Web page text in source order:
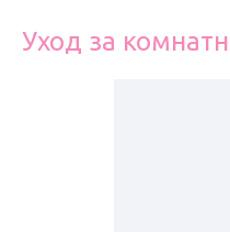
Уход за